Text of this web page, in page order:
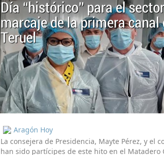
Día “histórico” para el
marcaje de la primera canal
Teruel
Aragón Hoy
La consejera de Presidencia, Mayte Pérez, y el
han sido partícipes de este hito en el Matadero